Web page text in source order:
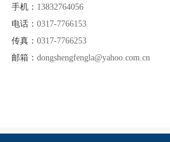
手机： 13832764056
电话： 0317-7766153
传真： 0317-7766253
邮箱： dongshengfengla@yahoo.com.cn